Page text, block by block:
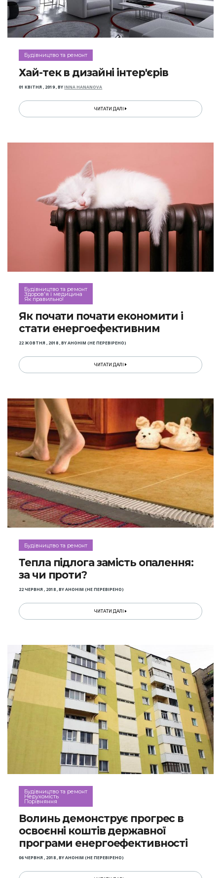
Будівництво та ремонт
Хай-тек в дизайні інтер'єрів
01 КВІТНЯ , 2019,BYINNA HANANOVA
ЧИТАТИ ДАЛІ
Будівництво та ремонт
Здоров'я і медицина
Як правильно!
Як почати почати економити і
стати енергоефективним
22 ЖОВТНЯ , 2018,BYАНОНІМ (НЕ ПЕРЕВІРЕНО)
ЧИТАТИ ДАЛІ
Будівництво та ремонт
Тепла підлога замість опалення:
за чи проти?
22 ЧЕРВНЯ , 2018,BYАНОНІМ (НЕ ПЕРЕВІРЕНО)
ЧИТАТИ ДАЛІ
Будівництво та ремонт
Нерухомість
Порівняння
Волинь демонструє прогрес в
освоєнні коштів державної
програми енергоефективності
06 ЧЕРВНЯ , 2018,BYАНОНІМ (НЕ ПЕРЕВІРЕНО)